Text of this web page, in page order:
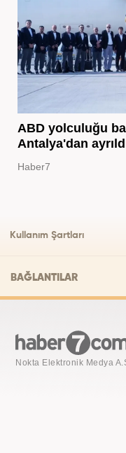
ABD yolculuğu
Antalya'dan
Haber7
Kullanım Şartları
BAĞLANTILAR
Nokta Elektronik Medya